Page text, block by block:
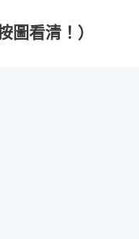
圖看清！）